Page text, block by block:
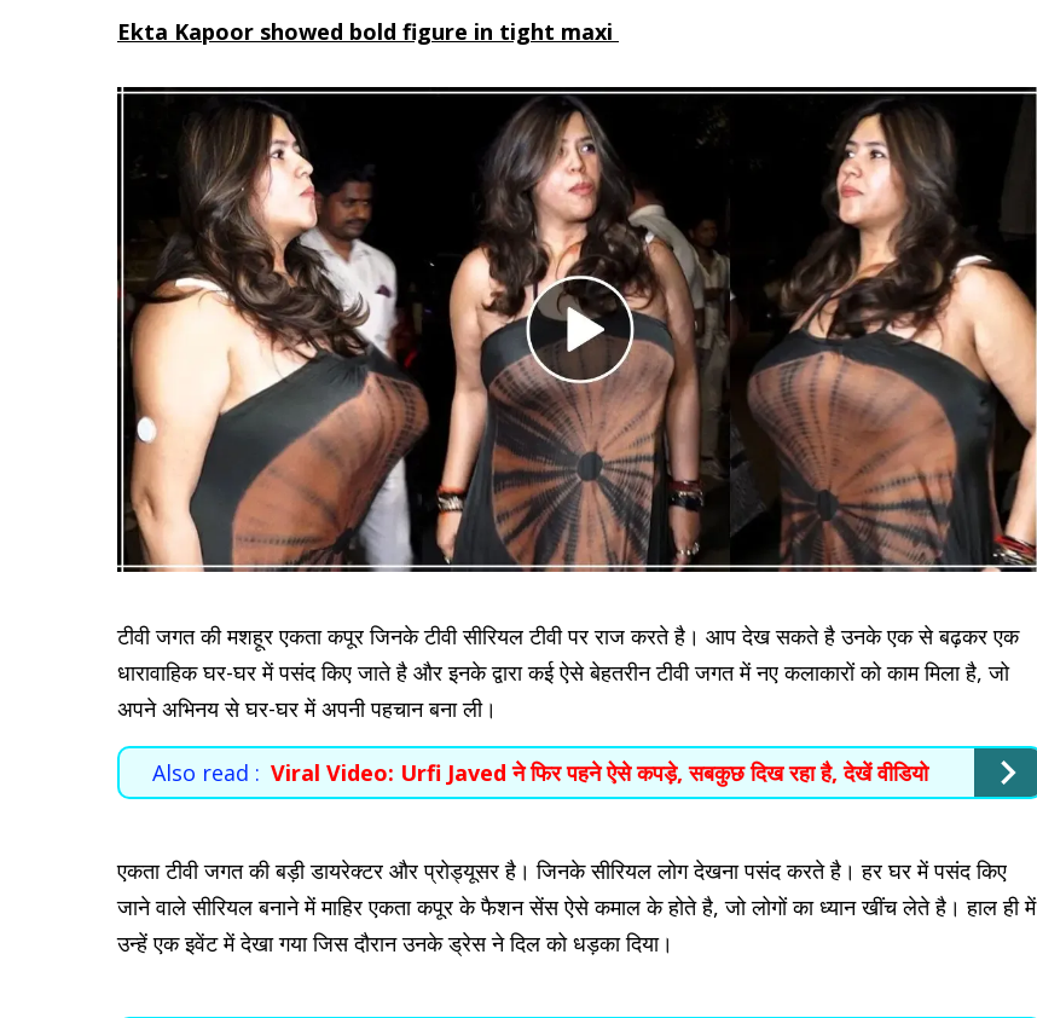
Ekta Kapoor showed bold figure in tight maxi
टीवी जगत की मशहूर एकता कपूर जिनके टीवी सीरियल टीवी पर राज करते है। आप देख सकते है उनके एक से बढ़कर एक
धारावाहिक घर-घर में पसंद किए जाते है और इनके द्वारा कई ऐसे बेहतरीन टीवी जगत में नए कलाकारों को काम मिला है, जो
अपने अभिनय से घर-घर में अपनी पहचान बना ली।
Also read : Viral Video: Urfi Javed ने फिर पहने ऐसे कपड़े, सबकुछ दिख रहा है, देखें वीडियो
एकता टीवी जगत की बड़ी डायरेक्टर और प्रोड्यूसर है। जिनके सीरियल लोग देखना पसंद करते है। हर घर में पसंद किए
जाने वाले सीरियल बनाने में माहिर एकता कपूर के फैशन सेंस ऐसे कमाल के होते है, जो लोगों का ध्यान खींच लेते है। हाल ही में
उन्हें एक इवेंट में देखा गया जिस दौरान उनके ड्रेस ने दिल को धड़का दिया।